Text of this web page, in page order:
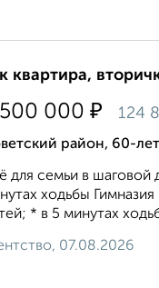
квартира,
000 ₽ 124
район, 60-
для сeмьи в
ходьбы
* в 5 минутax
07.08.2026